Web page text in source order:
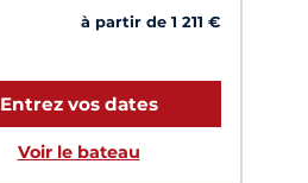
à partir de 1 211 €
Entrez vos dates
Voir le bateau